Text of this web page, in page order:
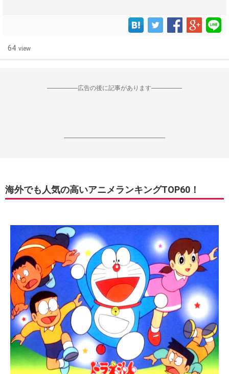
64 view
--------------------広告の後に記事があります--------------------
------------------------------------------------------------------
海外でも人気の高いアニメランキングTOP60！